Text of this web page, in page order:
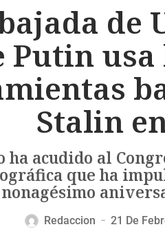
de
Putin
Stalin
ha acudido al
que ha
Redaccion — 21 De